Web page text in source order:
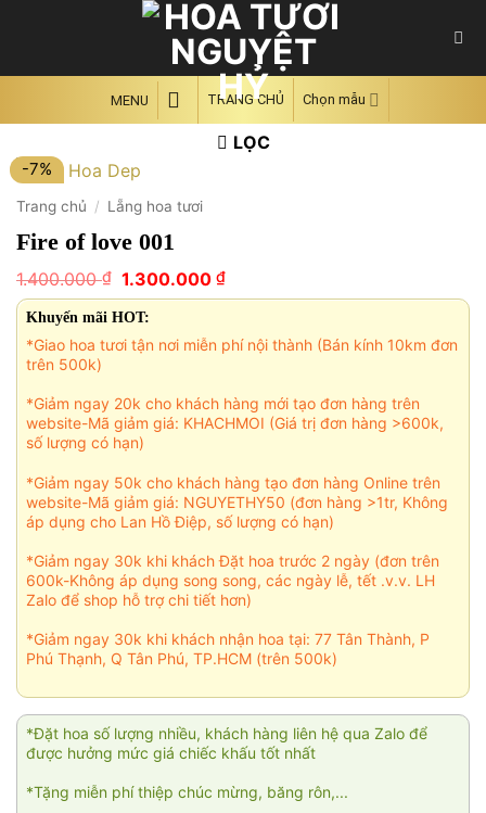
MENU TRANG CHỦ Chọn mẫu
LỌC
-7%
Trang chủ / Lẵng hoa tươi
Fire of love 001
1.400.000₫ Giá
gốc
là:
1.400.000 ₫.
1.300.000 ₫Giá
hiện
1.300.000 ₫.
Khuyến mãi HOT:
*Giao hoa tươi tận nơi miễn phí nội thành (Bán kính 10km đơn
trên 500k)
*Giảm ngay 20k cho khách hàng mới tạo đơn hàng trên
website-Mã giảm giá: KHACHMOI (Giá trị đơn hàng >600k,
số lượng có hạn)
*Giảm ngay 50k cho khách hàng tạo đơn hàng Online trên
website-Mã giảm giá: NGUYETHY50 (đơn hàng >1tr, Không
áp dụng cho Lan Hồ Điệp, số lượng có hạn)
*Giảm ngay 30k khi khách Đặt hoa trước 2 ngày (đơn trên
600k-Không áp dụng song song, các ngày lễ, tết .v.v. LH
Zalo để shop hỗ trợ chi tiết hơn)
*Giảm ngay 30k khi khách nhận hoa tại: 77 Tân Thành, P
Phú Thạnh, Q Tân Phú, TP.HCM (trên 500k)
*Đặt hoa số lượng nhiều, khách hàng liên hệ qua Zalo để
được hưởng mức giá chiếc khấu tốt nhất
*Tặng miễn phí thiệp chúc mừng, băng rôn,...